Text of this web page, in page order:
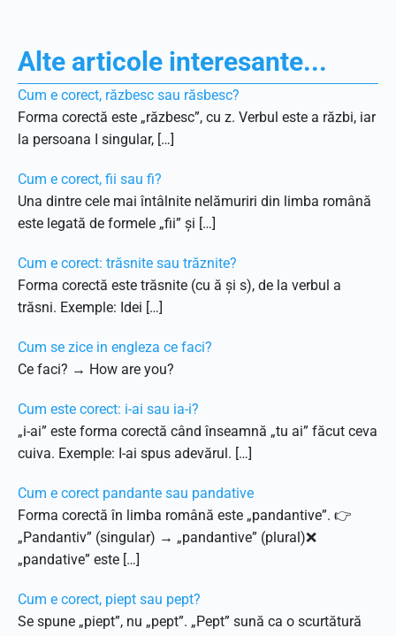
Alte articole interesante...
Cum e corect, răzbesc sau răsbesc?
Forma corectă este „răzbesc”, cu z. Verbul este a răzbi, iar
la persoana I singular, […]
Cum e corect, fii sau fi?
Una dintre cele mai întâlnite nelămuriri din limba română
este legată de formele „fii” și […]
Cum e corect: trăsnite sau trăznite?
Forma corectă este trăsnite (cu ă și s), de la verbul a
trăsni. Exemple: Idei […]
Cum se zice in engleza ce faci?
Ce faci? → How are you?
Cum este corect: i-ai sau ia-i?
„i-ai” este forma corectă când înseamnă „tu ai” făcut ceva
cuiva. Exemple: I-ai spus adevărul. […]
Cum e corect pandante sau pandative
Forma corectă în limba română este „pandantive”. 👉
„Pandantiv” (singular) → „pandantive” (plural)❌
„pandative” este […]
Cum e corect, piept sau pept?
Se spune „piept”, nu „pept”. „Pept” sună ca o scurtătură